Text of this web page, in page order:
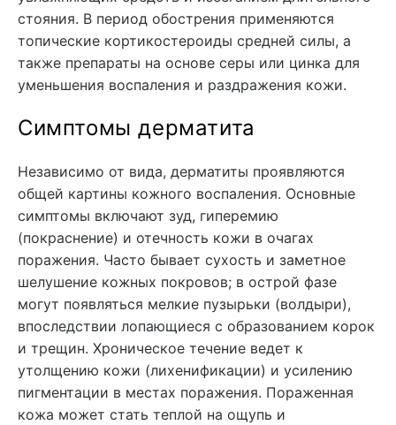
стояния. В период обострения применяются
топические кортикостероиды средней силы, а
также препараты на основе серы или цинка для
уменьшения воспаления и раздражения кожи.
Симптомы дерматита
Независимо от вида, дерматиты проявляются
общей картины кожного воспаления. Основные
симптомы включают зуд, гиперемию
(покраснение) и отечность кожи в очагах
поражения. Часто бывает сухость и заметное
шелушение кожных покровов; в острой фазе
могут появляться мелкие пузырьки (волдыри),
впоследствии лопающиеся с образованием корок
и трещин. Хроническое течение ведет к
утолщению кожи (лихенификации) и усилению
пигментации в местах поражения. Пораженная
кожа может стать теплой на ощупь и